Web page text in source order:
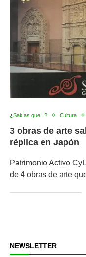
¿Sabías que...? Cultura
3 obras de arte
réplica en Japón
Patrimonio Activo
de 4 obras de arte
NEWSLETTER